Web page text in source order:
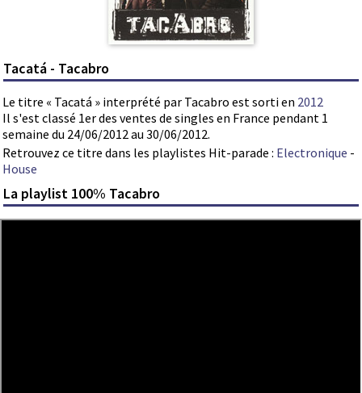
Tacatá - Tacabro
Le titre « Tacatá » interprété par Tacabro est sorti en 2012
Il s'est classé 1er des ventes de singles en France pendant 1
semaine du 24/06/2012 au 30/06/2012.
Retrouvez ce titre dans les playlistes Hit-parade : Electronique -
House
La playlist 100% Tacabro